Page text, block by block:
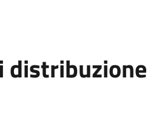
distribuzione